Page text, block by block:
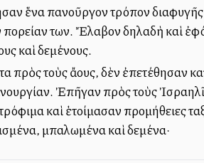
ἕνα πανοῦργον τρόπον
πορείαν των. Ἔλαβον δηλαδὴ καὶ
καὶ δεμένους.
πρὸς τοὺς ἄλλους, δὲν
Ἐπῆγαν πρὸς τοὺς
καὶ ἑτοίμασαν προμήθειες
μπαλωμένα καὶ δεμένα·